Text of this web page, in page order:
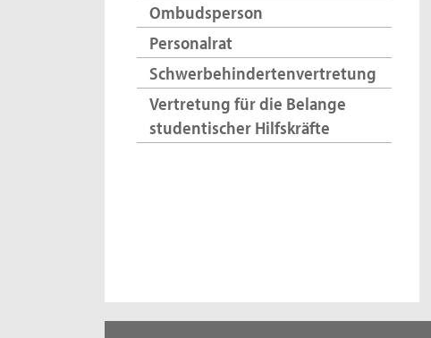
Ombudsperson
Personalrat
Schwerbehindertenvertretung
Vertretung für die Belange
studentischer Hilfskräfte